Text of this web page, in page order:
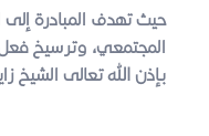
حيث تهدف المبادرة إلى
المجتمعي، وترسيخ فعل
بإذن الله تعالى الشيخ